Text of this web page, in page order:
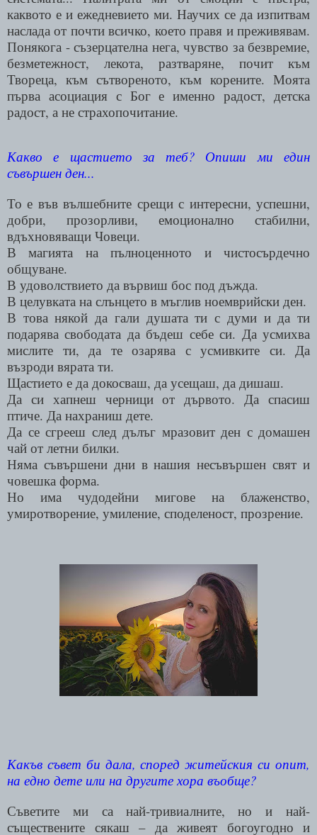
каквото е и ежедневието ми. Научих се да изпитвам
наслада от почти всичко, което правя и преживявам.
Понякога - съзерцателна нега, чувство за безвремие,
безметежност, лекота, разтваряне, почит към
Твореца, към сътвореното, към корените. Моята
първа асоциация с Бог е именно радост, детска
радост, а не страхопочитание.
Какво е щастието за теб? Опиши ми един
съвършен ден...
То е във вълшебните срещи с интересни, успешни,
добри, прозорливи, емоционално стабилни,
вдъхновяващи Човеци.
В магията на пълноценното и чистосърдечно
общуване.
В удоволствието да вървиш бос под дъжда.
В целувката на слънцето в мъглив ноемврийски ден.
В това някой да гали душата ти с думи и да ти
подарява свободата да бъдеш себе си. Да усмихва
мислите ти, да те озарява с усмивките си. Да
възроди вярата ти.
Щастието е да докосваш, да усещаш, да дишаш.
Да си хапнеш черници от дървото. Да спасиш
птиче. Да нахраниш дете.
Да се сгрееш след дълъг мразовит ден с домашен
чай от летни билки.
Няма съвършени дни в нашия несъвършен свят и
човешка форма.
Но има чудодейни мигове на блаженство,
умиротворение, умиление, споделеност, прозрение.
Какъв съвет би дала, според житейския си опит,
на едно дете или на другите хора въобще?
Съветите ми са най-тривиалните, но и най-
съществените сякаш – да живеят богоугодно и